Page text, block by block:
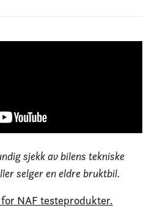
sjekk av bilens tekniske
selger en eldre bruktbil.
NAF testeprodukter.